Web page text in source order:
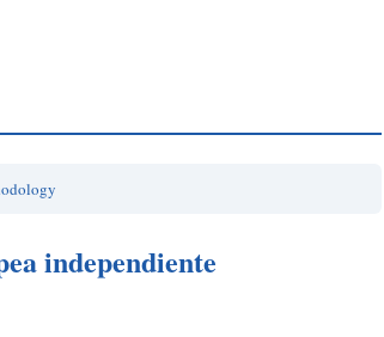
independiente